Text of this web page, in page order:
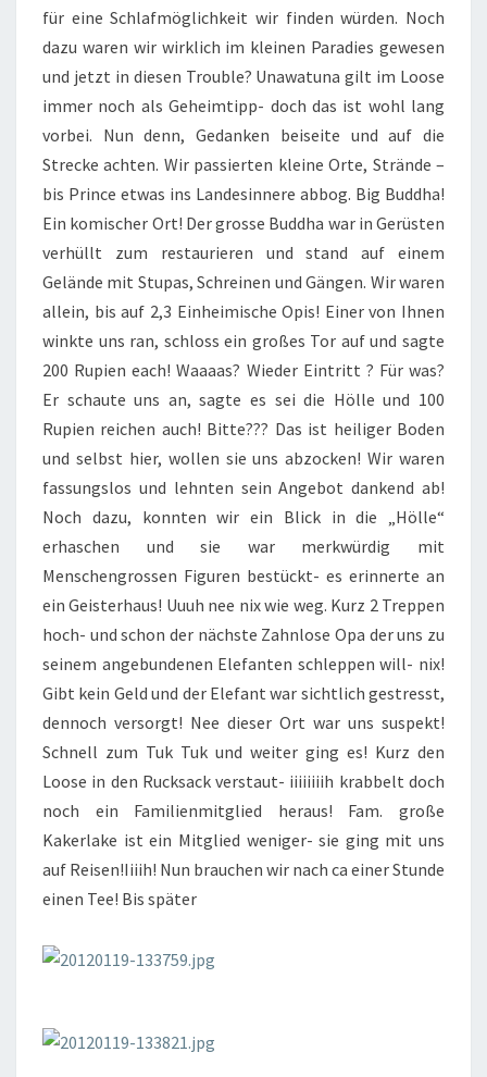
für eine Schlafmöglichkeit wir finden würden. Noch
dazu waren wir wirklich im kleinen Paradies gewesen
und jetzt in diesen Trouble? Unawatuna gilt im Loose
immer noch als Geheimtipp- doch das ist wohl lang
vorbei. Nun denn, Gedanken beiseite und auf die
Strecke achten. Wir passierten kleine Orte, Strände –
bis Prince etwas ins Landesinnere abbog. Big Buddha!
Ein komischer Ort! Der grosse Buddha war in Gerüsten
verhüllt zum restaurieren und stand auf einem
Gelände mit Stupas, Schreinen und Gängen. Wir waren
allein, bis auf 2,3 Einheimische Opis! Einer von Ihnen
winkte uns ran, schloss ein großes Tor auf und sagte
200 Rupien each! Waaaas? Wieder Eintritt ? Für was?
Er schaute uns an, sagte es sei die Hölle und 100
Rupien reichen auch! Bitte??? Das ist heiliger Boden
und selbst hier, wollen sie uns abzocken! Wir waren
fassungslos und lehnten sein Angebot dankend ab!
Noch dazu, konnten wir ein Blick in die „Hölle“
erhaschen und sie war merkwürdig mit
Menschengrossen Figuren bestückt- es erinnerte an
ein Geisterhaus! Uuuh nee nix wie weg. Kurz 2 Treppen
hoch- und schon der nächste Zahnlose Opa der uns zu
seinem angebundenen Elefanten schleppen will- nix!
Gibt kein Geld und der Elefant war sichtlich gestresst,
dennoch versorgt! Nee dieser Ort war uns suspekt!
Schnell zum Tuk Tuk und weiter ging es! Kurz den
Loose in den Rucksack verstaut- iiiiiiiih krabbelt doch
noch ein Familienmitglied heraus! Fam. große
Kakerlake ist ein Mitglied weniger- sie ging mit uns
auf Reisen!Iiiih! Nun brauchen wir nach ca einer Stunde
einen Tee! Bis später